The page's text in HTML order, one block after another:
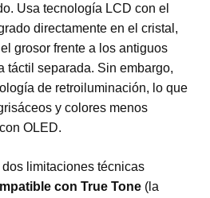
Usa tecnología LCD con el
directamente en el cristal,
grosor frente a los antiguos
táctil separada. Sin embargo,
de retroiluminación, lo que
y colores menos
OLED.
limitaciones técnicas
con True Tone (la